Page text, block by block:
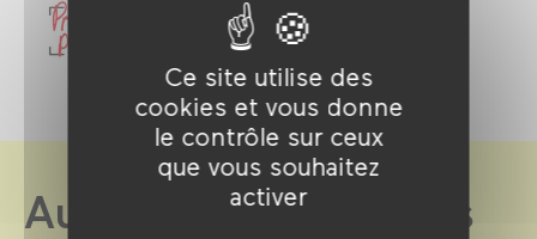
Ce site utilise des
cookies et vous donne
le contrôle sur ceux
que vous souhaitez
activer
Au Forum des images